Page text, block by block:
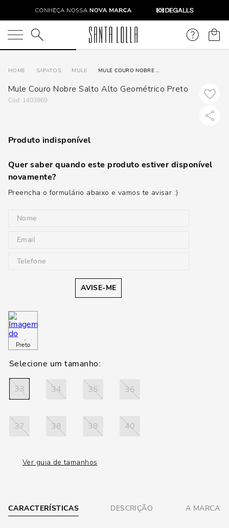
O que você está procurando?
SAPATOS MULE MULE COURO NOBRE SALTO ALTO GEOMÉTRICO PRETO
Mule Couro Nobre Salto Alto Geométrico Preto
: 1403869
Produto indisponível
Quer saber quando este produto estiver disponível
novamente?
Preencha o formulário abaixo e vamos te avisar :)
AVISE-ME
Preto
33 34 35 36
37 38 39 40
Ver guia de tamanhos
CARACTERÍSTICAS DESCRIÇÃO A MARCA